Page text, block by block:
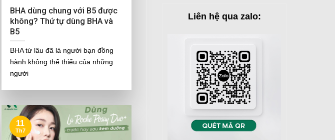
BHA dùng chung với B5 được
không? Thứ tự dùng BHA và
B5
BHA từ lâu đã là người bạn đồng
hành không thể thiếu của những
người
11
Th7
Liên hệ qua zalo: